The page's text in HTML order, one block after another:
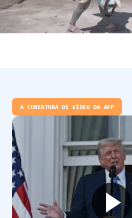
A COBERTURA DE VÍDEO DA AFP